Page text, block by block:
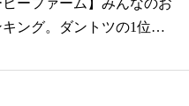
ヒーファーム】みんなのお
ング。ダントツの1位は